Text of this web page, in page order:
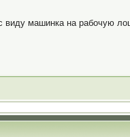
виду машинка на рабочую